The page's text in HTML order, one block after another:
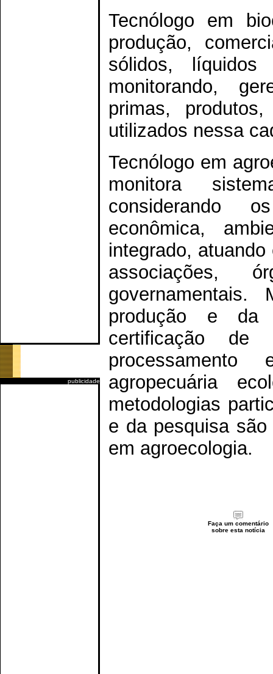
publicidade
Tecnólogo em
produção,
sólidos, líquidos
monitorando,
primas,
utilizados nessa
Tecnólogo em
monitora
considerando
econômica,
integrado,
associações,
produção e da
certificação de
agropecuária
metodologias
e da pesquisa
em agroecologia.
Faça um comentário
sobre esta notícia